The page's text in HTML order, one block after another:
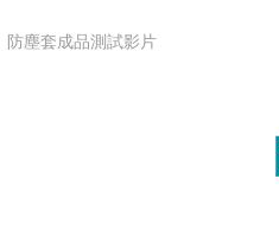
防塵套成品測試影片